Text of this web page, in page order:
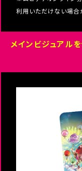
利用いただけない場合
メインビジュアル